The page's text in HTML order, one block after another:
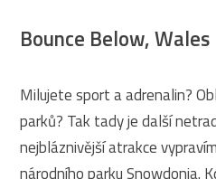
Bounce Below, Wales
Milujete sport a adrenalin?
parků? Tak tady je další
nejbláznivější atrakce
národního parku Snowdonia.